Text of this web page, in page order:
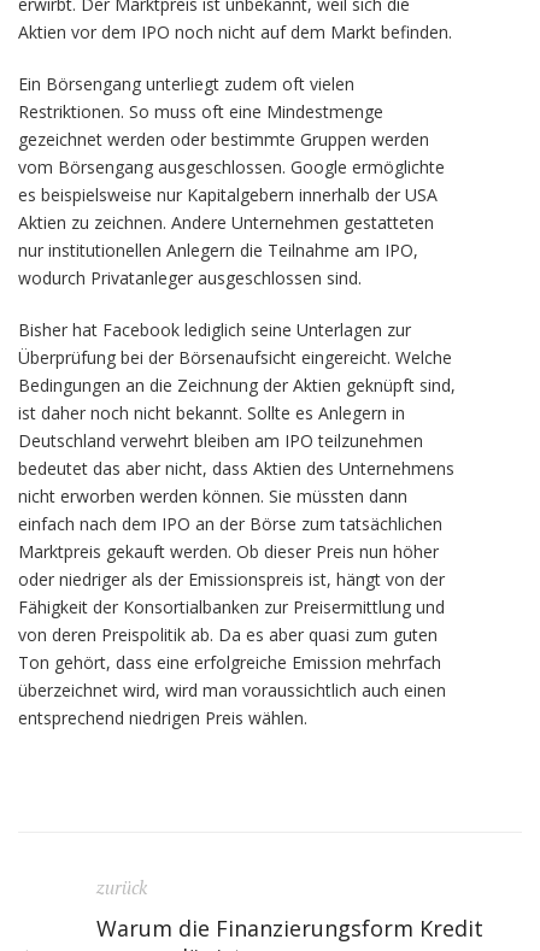
Aktien vor dem IPO noch nicht auf dem Markt befinden.
Ein Börsengang unterliegt zudem oft vielen
Restriktionen. So muss oft eine Mindestmenge
gezeichnet werden oder bestimmte Gruppen werden
vom Börsengang ausgeschlossen. Google ermöglichte
es beispielsweise nur Kapitalgebern innerhalb der USA
Aktien zu zeichnen. Andere Unternehmen gestatteten
nur institutionellen Anlegern die Teilnahme am IPO,
wodurch Privatanleger ausgeschlossen sind.
Bisher hat Facebook lediglich seine Unterlagen zur
Überprüfung bei der Börsenaufsicht eingereicht. Welche
Bedingungen an die Zeichnung der Aktien geknüpft sind,
ist daher noch nicht bekannt. Sollte es Anlegern in
Deutschland verwehrt bleiben am IPO teilzunehmen
bedeutet das aber nicht, dass Aktien des Unternehmens
nicht erworben werden können. Sie müssten dann
einfach nach dem IPO an der Börse zum tatsächlichen
Marktpreis gekauft werden. Ob dieser Preis nun höher
oder niedriger als der Emissionspreis ist, hängt von der
Fähigkeit der Konsortialbanken zur Preisermittlung und
von deren Preispolitik ab. Da es aber quasi zum guten
Ton gehört, dass eine erfolgreiche Emission mehrfach
überzeichnet wird, wird man voraussichtlich auch einen
entsprechend niedrigen Preis wählen.
zurück
Warum die Finanzierungsform Kredit